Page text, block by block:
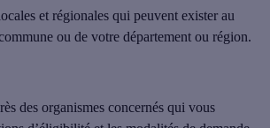
et régionales qui peuvent exister au
ou de votre département ou région.
des organismes concernés qui vous